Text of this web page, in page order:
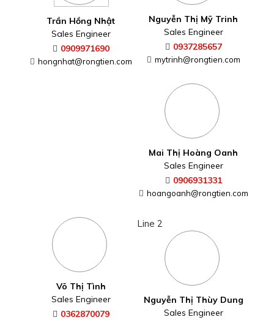
Trần Hồng Nhật
Sales Engineer
0909971690
hongnhat@rongtien.com
Nguyễn Thị Mỹ Trinh
Sales Engineer
0937285657
mytrinh@rongtien.com
Mai Thị Hoàng Oanh
Sales Engineer
0906931331
hoangoanh@rongtien.com
Võ Thị Tình
Sales Engineer
0362870079
Line 2
Nguyễn Thị Thùy Dung
Sales Engineer